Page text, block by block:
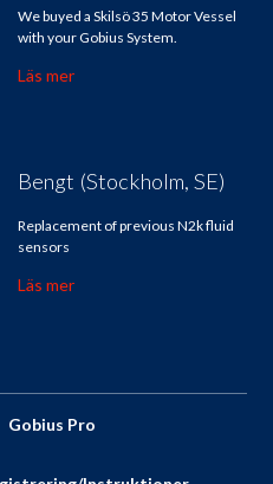
We buyed a Skilsö 35 Motor Vessel
with your Gobius System.
Läs mer
Bengt (Stockholm, SE)
Replacement of previous N2k fluid
sensors
Läs mer
Gobius Pro